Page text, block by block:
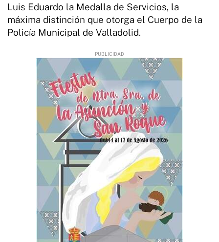
Luis Eduardo la Medalla de Servicios, la
máxima distinción que otorga el Cuerpo de la
Policía Municipal de Valladolid.